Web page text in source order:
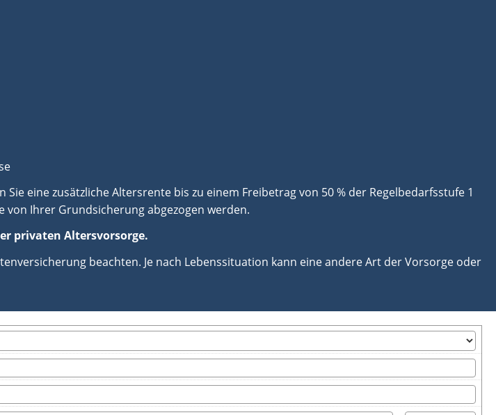
eine zusätzliche Altersrente bis zu einem Freibetrag von 50 % der Regelbedarfsstufe 1
von Ihrer Grundsicherung abgezogen werden.
privaten Altersvorsorge.
beachten. Je nach Lebenssituation kann eine andere Art der Vorsorge oder